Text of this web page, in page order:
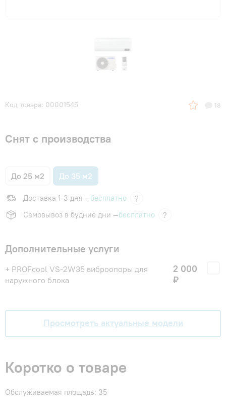
Код товара: 00001545 18
Снят с производства
До 25 м2 До 35 м2
Доставка 1-3 дня —бесплатно
?
Самовывоз в будние дни —бесплатно ?
Дополнительные услуги
+ PROFcool VS-2W35 виброопоры для
наружного блока
2 000
₽
Просмотреть актуальные модели
Коротко о товаре
Обслуживаемая площадь: 35